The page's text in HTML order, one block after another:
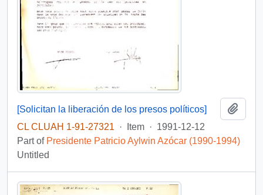
[Solicitan la liberación de los presos políticos]
CL CLUAH 1-91-27321
· Item · 1991-12-12
Part of Presidente Patricio Aylwin Azócar (1990-1994)
Untitled